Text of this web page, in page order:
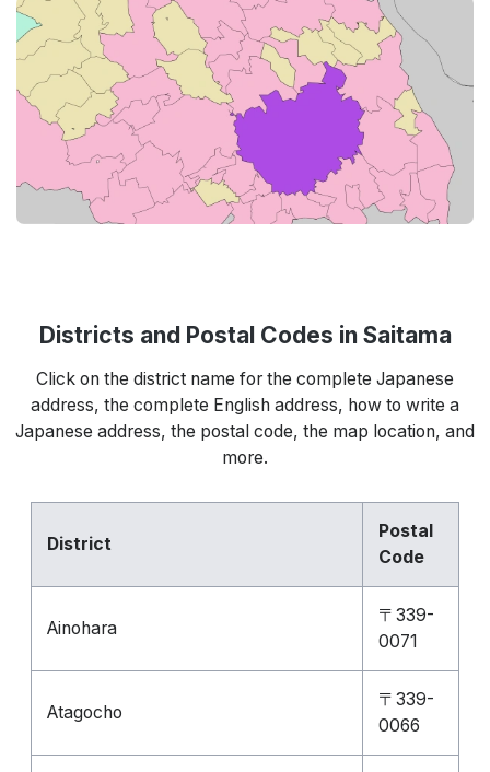
Districts and Postal Codes in Saitama
Click on the district name for the complete Japanese
address, the complete English address, how to write a
Japanese address, the postal code, the map location, and
more.
District
Postal
Code
Ainohara
〒339-
0071
Atagocho
〒339-
0066